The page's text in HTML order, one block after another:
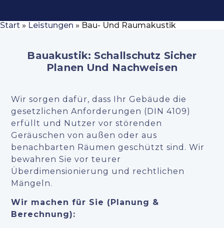
Start » Leistungen » Bau- Und Raumakustik
Bauakustik: Schallschutz Sicher
Planen Und Nachweisen
Wir sorgen dafür, dass Ihr Gebäude die
gesetzlichen Anforderungen (DIN 4109)
erfüllt und Nutzer vor störenden
Geräuschen von außen oder aus
benachbarten Räumen geschützt sind. Wir
bewahren Sie vor teurer
Überdimensionierung und rechtlichen
Mängeln.
Wir machen für Sie (Planung &
Berechnung):